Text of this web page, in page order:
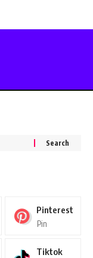
Pinterest
Pin
Tiktok